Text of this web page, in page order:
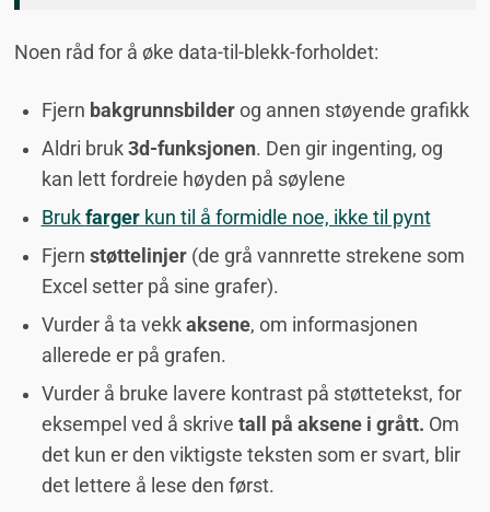
Noen råd for å øke data-til-blekk-forholdet:
Fjern bakgrunnsbilderog annen støyende grafikk
Aldri bruk 3d-funksjonen. Den gir ingenting, og
kan lett fordreie høyden på søylene
Bruk fargerkun til å formidle noe, ikke til pynt
Fjern støttelinjer(de grå vannrette strekene som
Excel setter på sine grafer).
Vurder å ta vekk aksene, om informasjonen
allerede er på grafen.
Vurder å bruke lavere kontrast på støttetekst, for
eksempel ved å skrive tall på aksene i grått. Om
det kun er den viktigste teksten som er svart, blir
det lettere å lese den først.